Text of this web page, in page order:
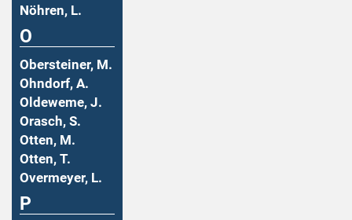
Nöhren, L.
O
Obersteiner, M.
Ohndorf, A.
Oldeweme, J.
Orasch, S.
Otten, M.
Otten, T.
Overmeyer, L.
P